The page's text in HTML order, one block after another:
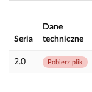
Seria
Dane
techniczne
2.0 Pobierz plik